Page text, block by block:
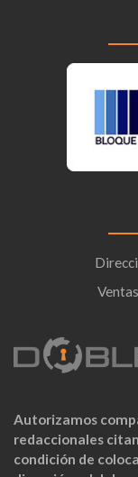
Autorizamos
redaccionales
condición de